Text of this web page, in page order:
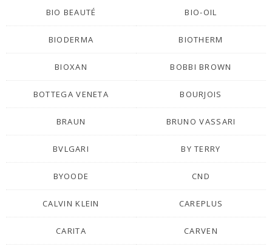
BIO BEAUTÉ BIO-OIL
BIODERMA BIOTHERM
BIOXAN BOBBI BROWN
BOTTEGA VENETA BOURJOIS
BRAUN BRUNO VASSARI
BVLGARI BY TERRY
BYOODE CND
CALVIN KLEIN CAREPLUS
CARITA CARVEN